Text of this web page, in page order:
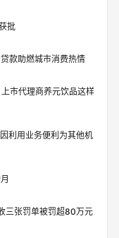
批
款助燃城市消费热情
市代理商养元饮品这样
利用业务便利为其他机
三张罚单被罚超80万元